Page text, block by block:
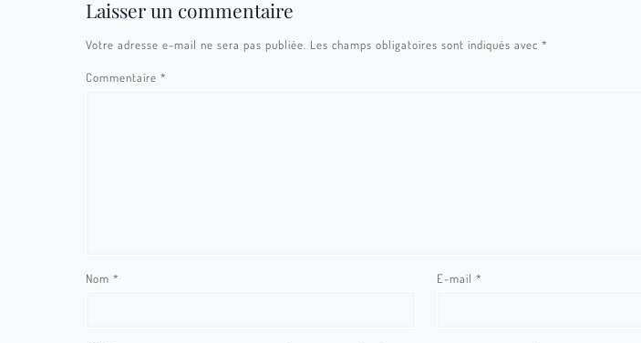
Laisser un commentaire
Votre adresse e-mail ne sera pas publiée. Les champs obligatoires sont indiqués avec *
Commentaire *
Nom * E-mail *